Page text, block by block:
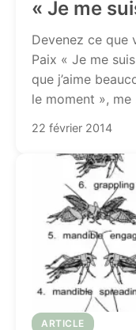
« Je me
Devenez ce que
Paix « Je me
que j’aime
le moment », me
22 février 2014
ARTICLE